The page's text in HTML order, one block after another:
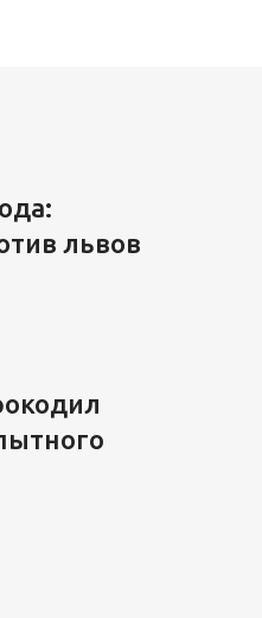
львов